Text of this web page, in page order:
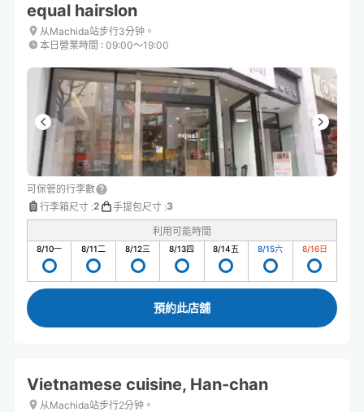
equal hairslon
从Machida站步行3分钟。
本日營業時間 : 09:00〜19:00
可保管的行李數
行李箱尺寸 :2 手提包尺寸 :3
利用可能時間
8/10一 8/11二 8/12三 8/13四 8/14五 8/15六 8/16日
預約此店舖
Vietnamese cuisine, Han-chan
从Machida站步行2分钟。